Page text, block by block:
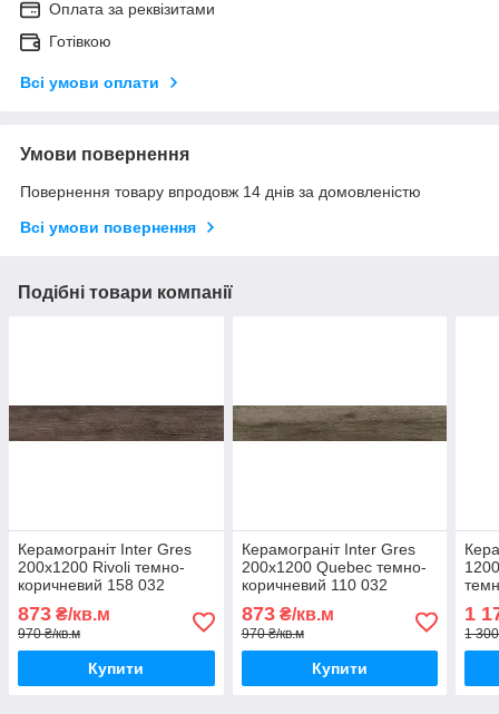
Оплата за реквізитами
Готівкою
Всі умови оплати
Умови повернення
Повернення товару впродовж 14 днів за домовленістю
Всі умови повернення
Подібні товари компанії
Керамограніт Inter Gres
200х1200 Rivoli темно-
коричневий 158 032
873 ₴/кв.м
970 ₴/кв.м
Купити
Керамограніт Inter Gres
200х1200 Quebec темно-
коричневий 110 032
873₴/кв.м
970 ₴/кв.м
Купити
1
1